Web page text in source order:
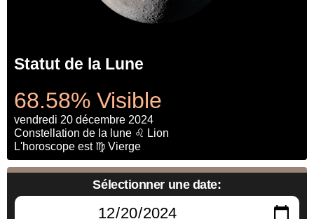
Statut de la Lune
68.58% Visible
vendredi 20 décembre 2024
Constellation de la lune ♌ Lion
L'horoscope est ♍ Vierge
Sélectionner une date: